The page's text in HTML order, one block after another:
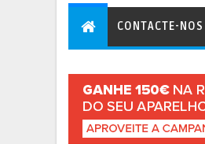
CONTACTE-NOS